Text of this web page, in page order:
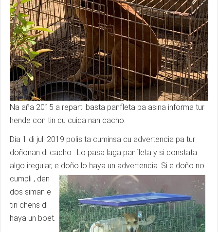
Na aña 2015 a reparti basta panfleta pa asina informa tur
hende con tin cu cuida nan cacho.
Dia 1 di juli 2019 polis ta cuminsa cu advertencia pa tur
doñonan di cacho . Lo pasa laga panfleta y si constata
algo iregular, e doño lo haya un advertencia .Si e doño no
cumpli , den
dos siman e
tin chens di
haya un boet.